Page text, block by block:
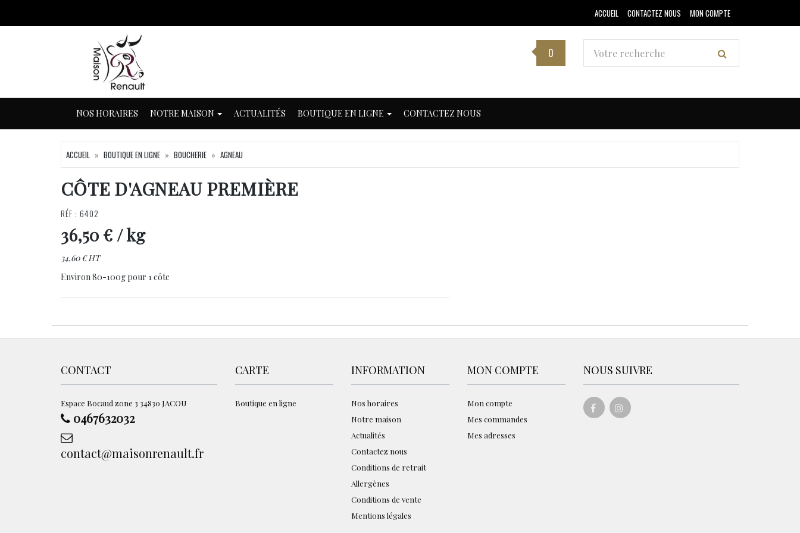
ACCUEIL CONTACTEZ NOUS MON COMPTE
0
NOS HORAIRES NOTRE MAISON ACTUALITÉS BOUTIQUE EN LIGNE CONTACTEZ NOUS
ACCUEIL BOUTIQUE EN LIGNE BOUCHERIE AGNEAU
CÔTE D'AGNEAU PREMIÈRE
RÉF : 6402
36,50 € / kg
34,60 € HT
Environ 80-100g pour 1 côte
CONTACT
Espace Bocaud zone 3 34830 JACOU
0467632032
contact@maisonrenault.fr
CARTE
Boutique en ligne
INFORMATION
Nos horaires
Notre maison
Actualités
Contactez nous
Conditions de retrait
Allergènes
Conditions de vente
Mentions légales
MON COMPTE
Mon compte
Mes commandes
Mes adresses
NOUS SUIVRE